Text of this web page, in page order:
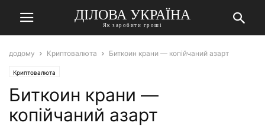
ДІЛОВА УКРАЇНА
Як заробити гроші
додому Криптовалюта Биткоин крани — копійчаний азарт
Криптовалюта
Биткоин крани —
копійчаний азарт